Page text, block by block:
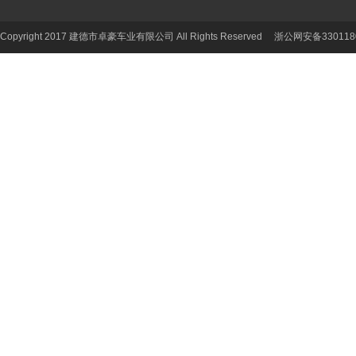
Copyright 2017 建德市卓豪车业有限公司 All Rights Reserved 浙公网安备